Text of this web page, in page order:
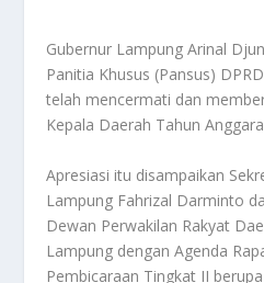
Gubernur Lampung Arinal
Panitia Khusus (Pansus)
telah mencermati dan
Kepala Daerah Tahun
Apresiasi itu disampaikan
Lampung Fahrizal Darminto
Dewan Perwakilan Rakyat
Lampung dengan Agenda
Pembicaraan Tingkat II